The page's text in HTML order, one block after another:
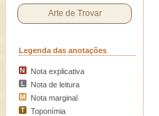
Arte de Trovar
Legenda das anotações
Nota explicativa
Nota de leitura
Nota marginal
Toponímia